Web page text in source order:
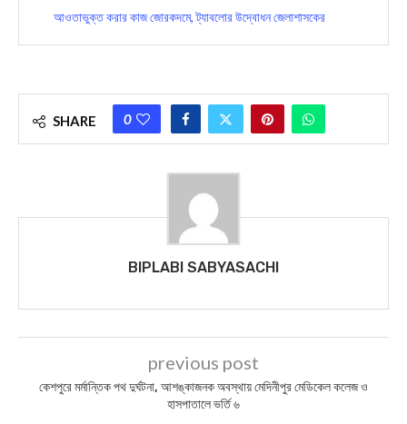
আওতাভুক্ত করার কাজ জোরকদমে, ট্যাবলোর উদ্বোধন জেলাশাসকের
SHARE 0
BIPLABI SABYASACHI
previous post
কেশপুরে মর্মান্তিক পথ দুর্ঘটনা, আশঙ্কাজনক অবস্থায় মেদিনীপুর মেডিকেল কলেজ ও
হাসপাতালে ভর্তি ৬